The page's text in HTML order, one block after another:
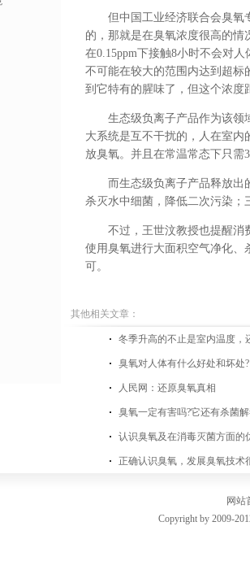
但中国工业经济联合会臭氧
的，那就是在臭氧浓度很高的
在0.15ppm下接触8小时不会对
不可能在较大的范围内达到超标
到它特有的腥味了，但这个浓度
生态级负离子产品作为该领
大系统是互不干扰的，人在室
放臭氧。并且在常温常态下只需
而生态级负离子产品释放出
杀灭水中细菌，降低二次污染；
不过，王世汶教授也提醒消
使用臭氧进行大面积空气净化、
可。
其他相关文章：
冬季升高的不止是室内温度，
臭氧对人体有什么好处和坏处?
人民网：还原臭氧真相
臭氧一定有害吗?它还有杀菌
认识臭氧及在消毒灭菌方面的
正确认识臭氧，发展臭氧技术
网站
Copyright by 2009-